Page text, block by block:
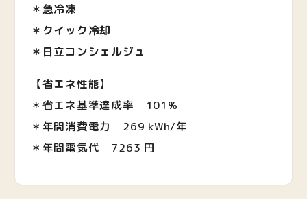
＊急冷凍
＊クイック冷却
＊日立コンシェルジュ
【省エネ性能】
＊省エネ基準達成率 101%
＊年間消費電力 269 kWh/年
＊年間電気代 7263 円